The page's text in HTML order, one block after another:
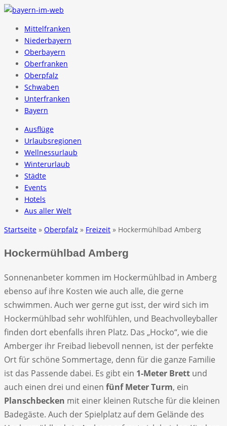
Mittelfranken
Niederbayern
Oberbayern
Oberfranken
Oberpfalz
Schwaben
Unterfranken
Bayern
Ausflüge
Urlaubsregionen
Wellnessurlaub
Winterurlaub
Städte
Events
Hotels
Aus aller Welt
Startseite » Oberpfalz » Freizeit » Hockermühlbad Amberg
Hockermühlbad Amberg
Sonnenanbeter kommen im Hockermühlbad in Amberg
ebenso auf ihre Kosten wie auch alle, die gerne
schwimmen. Auch wer gerne gut isst, der wird sich im
Hockermühlbad sehr wohlfühlen, und Beachvolleyballer
finden dort ebenfalls ihren Platz. Das „Hocko“, wie die
Amberger ihr Freibad liebevoll nennen, ist der perfekte
Ort für schöne Sommertage, denn für die ganze Familie
ist das Passende dabei. Es gibt ein 1-Meter Brett und
auch einen drei und einen fünf Meter Turm, ein
Planschbecken mit einer kleinen Rutsche für die kleinen
Badegäste. Auch der Spielplatz auf dem Gelände des